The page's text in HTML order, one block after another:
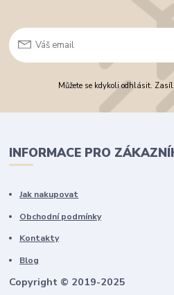
Můžete se kdykoli odhlásit.
INFORMACE PRO
Jak nakupovat
Obchodní podmínky
Kontakty
Blog
Copyright © 2019-2025